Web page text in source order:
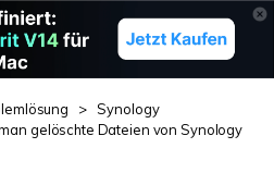
> Synology
gelöschte Dateien von Synology